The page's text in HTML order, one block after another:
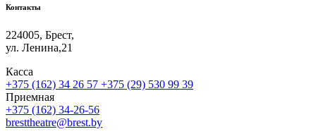
Контакты
224005, Брест,
ул. Ленина,21
Касса
+375 (162) 34 26 57 +375 (29) 530 99 39
Приемная
+375 (162) 34-26-56
bresttheatre@brest.by